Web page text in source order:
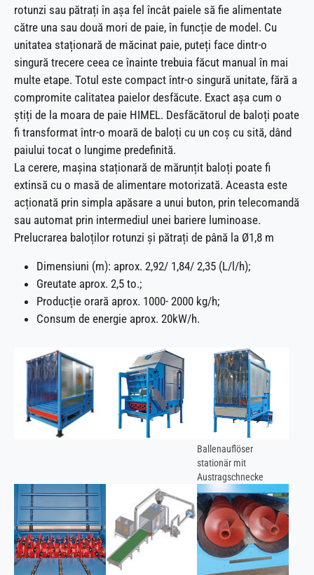
rotunzi sau pătrați în așa fel încât paiele să fie alimentate
către una sau două mori de paie, în funcție de model. Cu
unitatea staționară de măcinat paie, puteți face dintr-o
singură trecere ceea ce înainte trebuia făcut manual în mai
multe etape. Totul este compact într-o singură unitate, fără a
compromite calitatea paielor desfăcute. Exact așa cum o
știți de la moara de paie HIMEL. Desfăcătorul de baloți poate
fi transformat într-o moară de baloți cu un coș cu sită, dând
paiului tocat o lungime predefinită.
La cerere, mașina staționară de mărunțit baloți poate fi
extinsă cu o masă de alimentare motorizată. Aceasta este
acționată prin simpla apăsare a unui buton, prin telecomandă
sau automat prin intermediul unei bariere luminoase.
Prelucrarea baloților rotunzi și pătrați de până la Ø1,8 m
Dimensiuni (m): aprox. 2,92/ 1,84/ 2,35 (L/l/h);
Greutate aprox. 2,5 to.;
Producție orară aprox. 1000- 2000 kg/h;
Consum de energie aprox. 20kW/h.
Ballenauflöser
stationär mit
Austragschnecke